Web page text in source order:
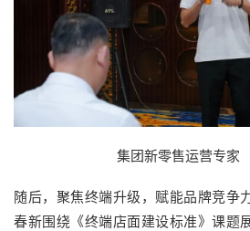
集团新零售运营专家
随后，聚焦终端升级，赋能品牌竞争
春新围绕《终端店面建设标准》课题